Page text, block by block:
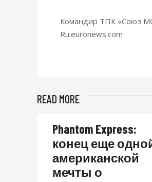
Командир ТПК «Союз
Ru.euronews.com
READ MORE
Phantom Express:
конец еще
американской
мечты о